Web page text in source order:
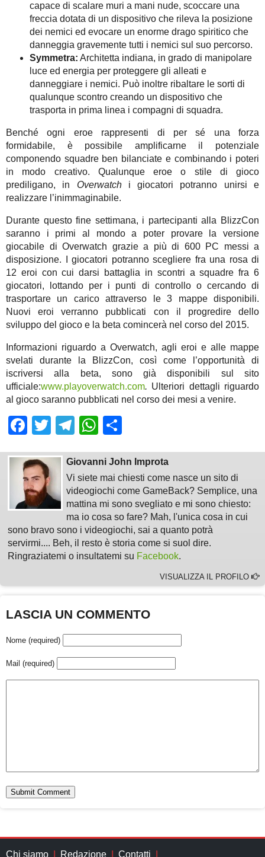
capace di scalare muri a mani nude, scoccare una
freccia dotata di un dispositivo che rileva la posizione
dei nemici ed evocare un enorme drago spiritico che
danneggia gravemente tutti i nemici sul suo percorso.
Symmetra: Architetta indiana, in grado di manipolare
luce ed energia per proteggere gli alleati e
danneggiare i nemici. Può inoltre ribaltare le sorti di
qualunque scontro creando un dispositivo che
trasporta in prima linea i compagni di squadra.
Benché ogni eroe rappresenti di per sé una forza
formidabile, è possibile amplificarne il potenziale
componendo squadre ben bilanciate e combinando i poteri
in modo creativo. Qualunque eroe o stile di gioco
prediligano, in Overwatchi giocatori potranno unirsi e
realizzare l’inimmaginabile.
Durante questo fine settimana, i partecipanti alla BlizzCon
saranno i primi al mondo a poter provare la versione
giocabile di Overwatch grazie a più di 600 PC messi a
disposizione. I giocatori potranno scegliere fra una rosa di
12 eroi con cui darsi battaglia in scontri a squadre fra 6
giocatori, lottando per i punti di controllo o cercando di
trasportare un carico attraverso le 3 mappe disponibili.
Nuovi eroi verranno pubblicati con il progredire dello
sviluppo del gioco e la beta comincerà nel corso del 2015.
Informazioni riguardo a Overwatch, agli eroi e alle mappe
svelati durante la BlizzCon, così come l’opportunità di
iscriversi alla beta, sono già disponibili sul sito
ufficiale:www.playoverwatch.com. Ulteriori dettagli riguardo
al gioco saranno pubblicati nel corso dei mesi a venire.
Facebook
TwitterTelegram
WhatsApp
Giovanni John Improta
Vi siete mai chiesti come nasce un sito di
videogiochi come GameBack? Semplice, una
mattina mi sono svegliato e mi sono chiesto:
ma io cosa so fare? Mah, l'unica cosa in cui
sono bravo sono i videogiochi, sai a quanto potrà
servirmi.... Beh, il resto è storia come si suol dire.
Ringraziatemi o insultatemi su Facebook.
VISUALIZZA IL PROFILO
LASCIA UN COMMENTO
Nome (required)
Mail (required)
Chi siamo Redazione Contatti